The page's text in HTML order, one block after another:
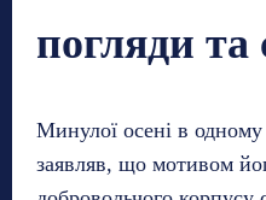
погляди та
Минулої осені в
заявляв, що мотивом